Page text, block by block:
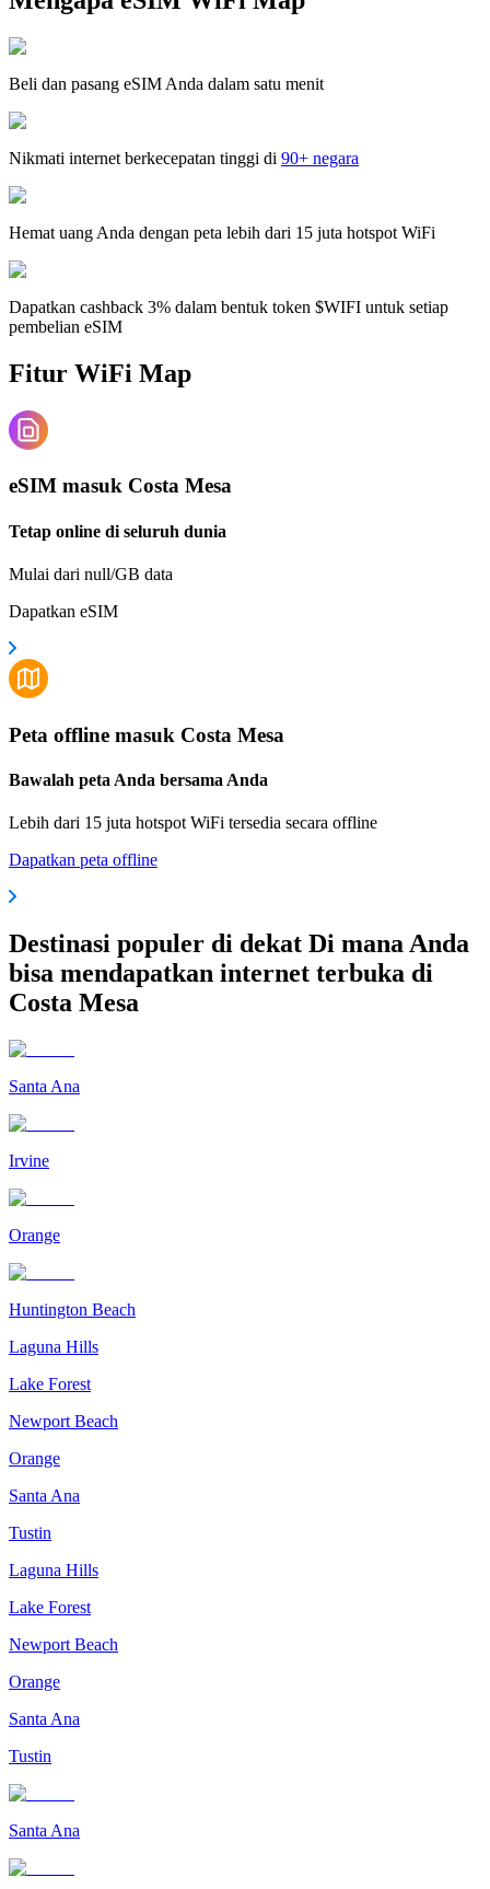
Beli dan pasang eSIM Anda dalam satu menit
Nikmati internet berkecepatan tinggi di 90+ negara
Hemat uang Anda dengan peta lebih dari 15 juta hotspot WiFi
Dapatkan cashback 3% dalam bentuk token $WIFI untuk setiap
pembelian eSIM
Fitur WiFi Map
eSIM masuk Costa Mesa
Tetap online di seluruh dunia
Mulai dari null/GB data
Dapatkan eSIM
Peta offline masuk Costa Mesa
Bawalah peta Anda bersama Anda
Lebih dari 15 juta hotspot WiFi tersedia secara offline
Dapatkan peta offline
Destinasi populer di dekat Di mana Anda
bisa mendapatkan internet terbuka di
Costa Mesa
Santa Ana
Irvine
Orange
Huntington Beach
Laguna Hills
Lake Forest
Newport Beach
Orange
Santa Ana
Tustin
Laguna Hills
Lake Forest
Newport Beach
Orange
Santa Ana
Tustin
Santa Ana